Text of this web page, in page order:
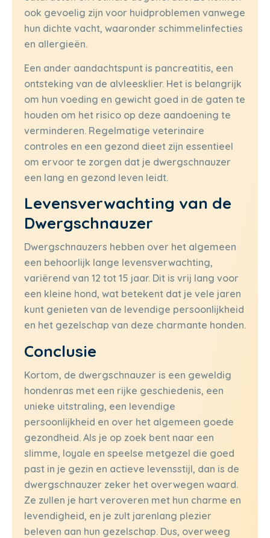
ook gevoelig zijn voor huidproblemen vanwege
hun dichte vacht, waaronder schimmelinfecties
en allergieën.
Een ander aandachtspunt is pancreatitis, een
ontsteking van de alvleesklier. Het is belangrijk
om hun voeding en gewicht goed in de gaten te
houden om het risico op deze aandoening te
verminderen. Regelmatige veterinaire
controles en een gezond dieet zijn essentieel
om ervoor te zorgen dat je dwergschnauzer
een lang en gezond leven leidt.
Levensverwachting van de
Dwergschnauzer
Dwergschnauzers hebben over het algemeen
een behoorlijk lange levensverwachting,
variërend van 12 tot 15 jaar. Dit is vrij lang voor
een kleine hond, wat betekent dat je vele jaren
kunt genieten van de levendige persoonlijkheid
en het gezelschap van deze charmante honden.
Conclusie
Kortom, de dwergschnauzer is een geweldig
hondenras met een rijke geschiedenis, een
unieke uitstraling, een levendige
persoonlijkheid en over het algemeen goede
gezondheid. Als je op zoek bent naar een
slimme, loyale en speelse metgezel die goed
past in je gezin en actieve levensstijl, dan is de
dwergschnauzer zeker het overwegen waard.
Ze zullen je hart veroveren met hun charme en
levendigheid, en je zult jarenlang plezier
beleven aan hun gezelschap. Dus, overweeg